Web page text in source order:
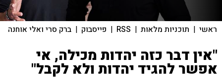
ראשי | תוכניות מלאות |
RSS
| פייסבוק | ברק סרי ואלי אוחנה
"אין דבר כזה יהדות מכילה, אי
אפשר להגיד יהדות ולא לקבל"